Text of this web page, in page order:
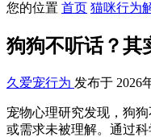
您的位置 首页 猫咪行为
狗狗不听话？其
久爱宠行为 发布于 2026
宠物心理研究发现，狗
或需求未被理解。通过